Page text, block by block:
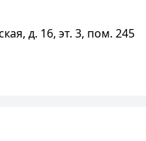
д. 16, эт. 3, пом. 245